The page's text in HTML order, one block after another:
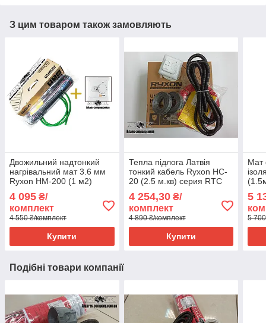
З цим товаром також замовляють
Двожильний надтонкий
нагрівальний мат 3.6 мм
Ryxon HM-200 (1 м2)
4 095 ₴/
комплект
4 550 ₴/комплект
Купити
Тепла підлога Латвія
тонкий кабель Ryxon HC-
20 (2.5 м.кв) серия RTC
4 254,30₴/
комплект
4 890 ₴/комплект
Купити
Мат
5
5
Подібні товари компанії